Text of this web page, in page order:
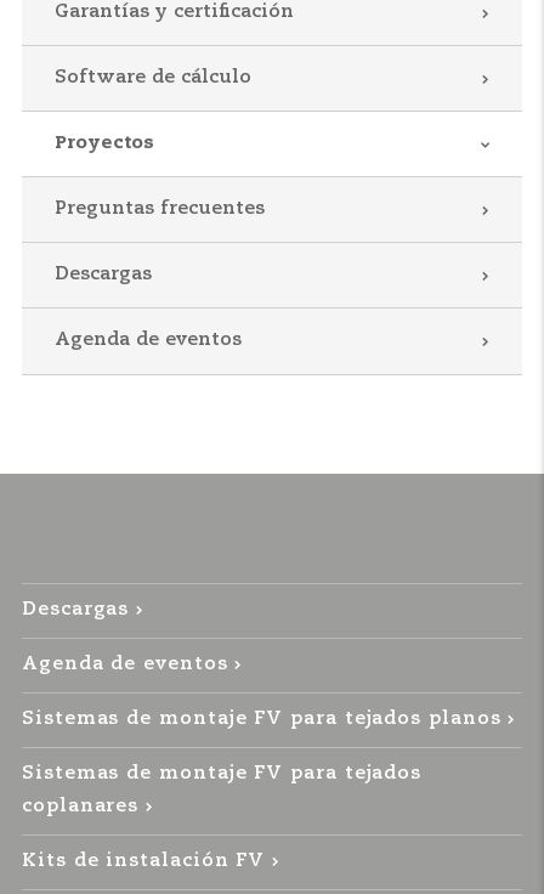
Garantías y certificación
Software de cálculo
Proyectos
Preguntas frecuentes
Descargas
Agenda de eventos
Descargas
Agenda de eventos
Sistemas de montaje FV para tejados planos
Sistemas de montaje FV para tejados
coplanares
Kits de instalación FV